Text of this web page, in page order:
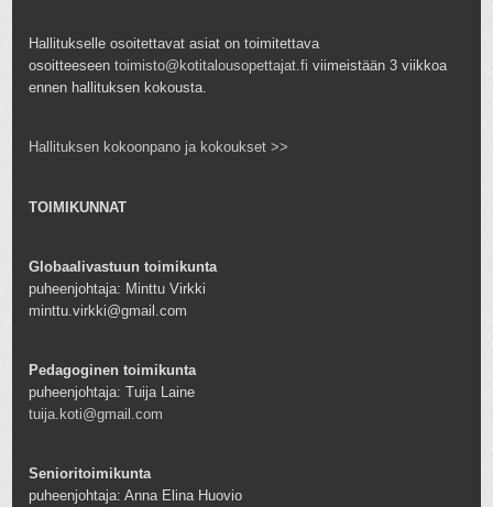
Hallitukselle osoitettavat asiat on toimitettava
osoitteeseentoimisto@kotitalousopettajat.fi viimeistään 3 viikkoa
ennen hallituksen kokousta.
Hallituksen kokoonpano ja kokoukset >>
TOIMIKUNNAT
Globaalivastuun toimikunta
puheenjohtaja: Minttu Virkki
minttu.virkki@gmail.com
Pedagoginen toimikunta
puheenjohtaja: Tuija Laine
tuija.koti@gmail.com
Senioritoimikunta
puheenjohtaja: Anna Elina Huovio